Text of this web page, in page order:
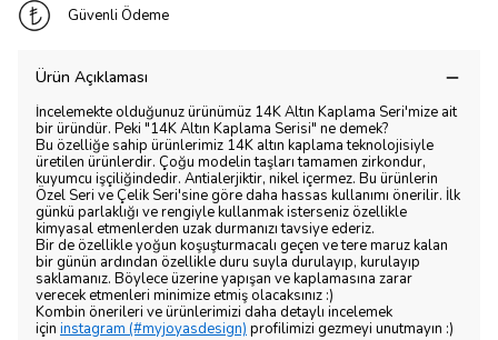
Güvenli Ödeme
Ürün Açıklaması
İncelemekte olduğunuz ürünümüz 14K Altın Kaplama Seri'mize ait
bir üründür. Peki "14K Altın Kaplama Serisi" ne demek?
Bu özelliğe sahip ürünlerimiz 14K altın kaplama teknolojisiyle
üretilen ürünlerdir. Çoğu modelin taşları tamamen zirkondur,
kuyumcu işçiliğindedir. Antialerjiktir, nikel içermez. Bu ürünlerin
Özel Seri ve Çelik Seri'sine göre daha hassas kullanımı önerilir. İlk
günkü parlaklığı ve rengiyle kullanmak isterseniz özellikle
kimyasal etmenlerden uzak durmanızı tavsiye ederiz.
Bir de özellikle yoğun koşuşturmacalı geçen ve tere maruz kalan
bir günün ardından özellikle duru suyla durulayıp, kurulayıp
saklamanız. Böylece üzerine yapışan ve kaplamasına zarar
verecek etmenleri minimize etmiş olacaksınız :)
Kombin önerileri ve ürünlerimizi daha detaylı incelemek
için instagram (#myjoyasdesign) profilimizi gezmeyi unutmayın :)